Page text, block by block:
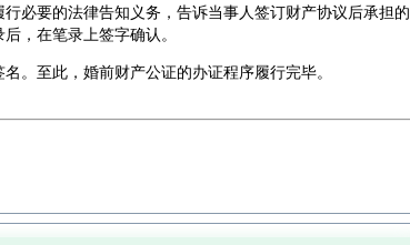
必要的法律告知义务，告诉当事人签订财产协议后承担的
，在笔录上签字确认。
。至此，婚前财产公证的办证程序履行完毕。